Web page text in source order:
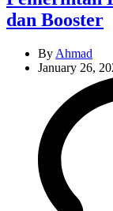
dan Booster
By Ahmad
January 26,